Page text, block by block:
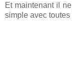
Et maintenant il
simple avec